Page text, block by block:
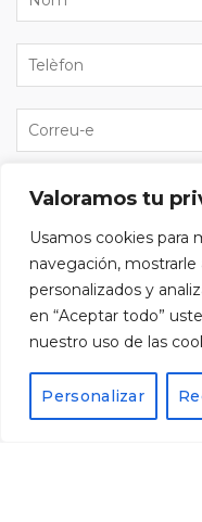
Valoramos tu
Usamos cookies para
navegación,
personalizados y
en “Aceptar todo”
nuestro uso de las
Personalizar
He llegit i accepto la